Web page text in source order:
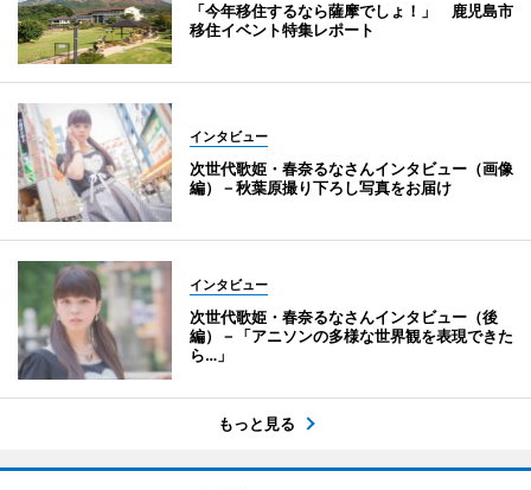
「今年移住するなら薩摩でしょ！」 鹿児島市
移住イベント特集レポート
インタビュー
次世代歌姫・春奈るなさんインタビュー（画像
編）－秋葉原撮り下ろし写真をお届け
インタビュー
次世代歌姫・春奈るなさんインタビュー（後
編）－「アニソンの多様な世界観を表現できた
ら…」
もっと見る